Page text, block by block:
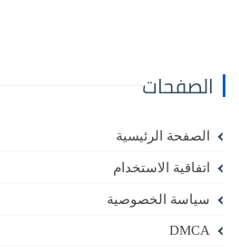
الصفحات
الصفحة الرئيسية
اتفاقية الاستخدام
سياسة الخصوصية
DMCA